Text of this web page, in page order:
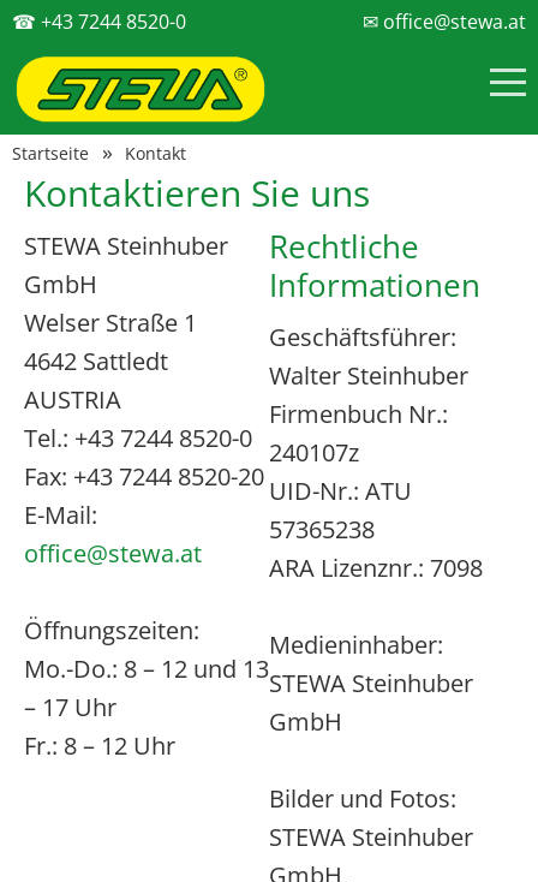
☎ +43 7244 8520-0 ✉ office@stewa.at
Startseite Kontakt
Kontaktieren Sie uns
STEWA Steinhuber
GmbH
Welser Straße 1
4642 Sattledt
AUSTRIA
Tel.: +43 7244 8520-0
Fax: +43 7244 8520-20
E-Mail:
office@stewa.at
Öffnungszeiten:
Mo.-Do.: 8 – 12 und 13
– 17 Uhr
Fr.: 8 – 12 Uhr
Rechtliche
Informationen
Geschäftsführer:
Walter Steinhuber
Firmenbuch Nr.:
240107z
UID-Nr.: ATU
57365238
ARA Lizenznr.: 7098
Medieninhaber:
STEWA Steinhuber
GmbH
Bilder und Fotos:
STEWA Steinhuber
GmbH,